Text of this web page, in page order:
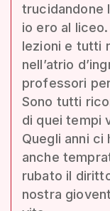
trucidandone
io ero al
lezioni e tutti
nell’atrio
professori
Sono tutti
di quei tempi
Quegli anni ci
anche
rubato il
nostra